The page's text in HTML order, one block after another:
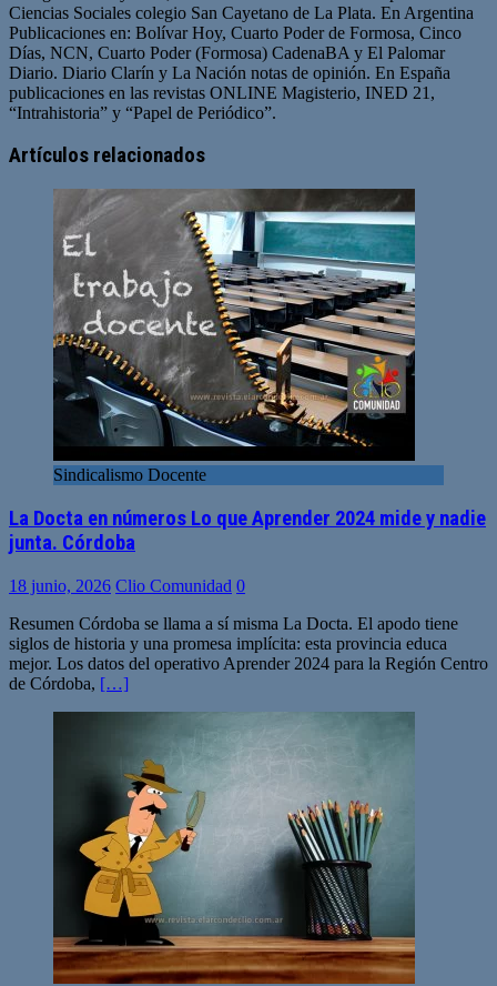
Ciencias Sociales colegio San Cayetano de La Plata. En Argentina
Publicaciones en: Bolívar Hoy, Cuarto Poder de Formosa, Cinco
Días, NCN, Cuarto Poder (Formosa) CadenaBA y El Palomar
Diario. Diario Clarín y La Nación notas de opinión. En España
publicaciones en las revistas ONLINE Magisterio, INED 21,
“Intrahistoria” y “Papel de Periódico”.
web
Artículos relacionados
Sindicalismo Docente
La Docta en números Lo que Aprender 2024 mide y nadie
junta. Córdoba
18 junio, 2026 Clio Comunidad 0
Resumen Córdoba se llama a sí misma La Docta. El apodo tiene
siglos de historia y una promesa implícita: esta provincia educa
mejor. Los datos del operativo Aprender 2024 para la Región Centro
de Córdoba, […]